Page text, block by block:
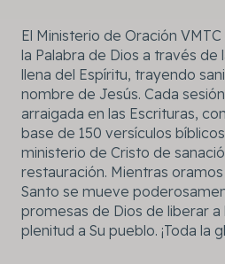
El Ministerio de Oración
la Palabra de Dios a través de
llena del Espíritu, trayendo
nombre de Jesús. Cada
arraigada en las Escrituras,
base de 150 versículos
ministerio de Cristo de
restauración. Mientras
Santo se mueve
promesas de Dios de liberar
plenitud a Su pueblo. ¡Toda la